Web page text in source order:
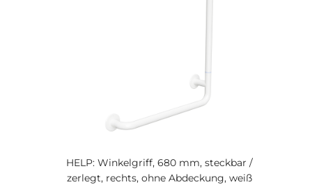
HELP: Winkelgriff, 680 mm, steckbar /
zerlegt, rechts, ohne Abdeckung, weiß